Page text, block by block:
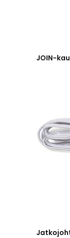
JOIN-